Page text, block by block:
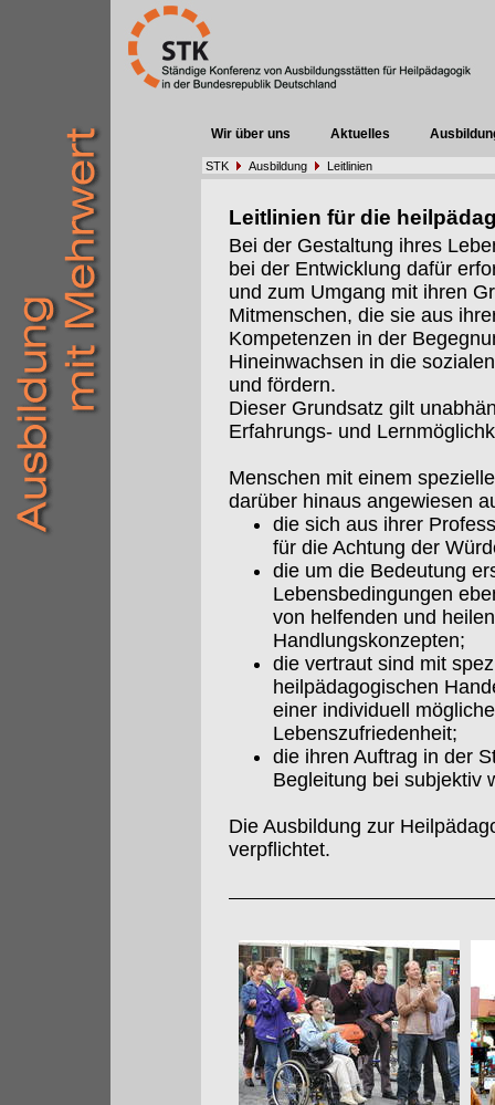
Wir über uns Aktuelles
STK Ausbildung Leitlinien
Leitlinien für die
Bei der Gestaltung ihres
bei der Entwicklung dafür
und zum Umgang mit ihren
Mitmenschen, die sie aus
Kompetenzen in der
Hineinwachsen in die
und fördern.
Dieser Grundsatz gilt
Erfahrungs- und
Menschen mit einem
darüber hinaus angewiesen
die sich aus ihrer
für die Achtung der
die um die Bedeutung
Lebensbedingungen
von helfenden und
Handlungskonzepten;
die vertraut sind mit
heilpädagogischen
einer individuell
Lebenszufriedenheit;
die ihren Auftrag in der
Begleitung bei subjektiv
Die Ausbildung zur
verpflichtet.